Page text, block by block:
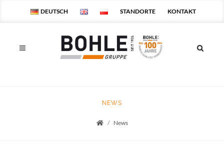
DEUTSCH STANDORTE KONTAKT
NEWS
News